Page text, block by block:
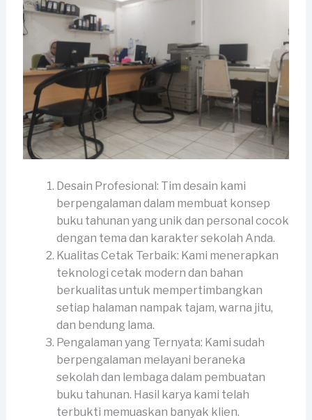
Desain Profesional: Tim desain kami
berpengalaman dalam membuat konsep
buku tahunan yang unik dan personal cocok
dengan tema dan karakter sekolah Anda.
Kualitas Cetak Terbaik: Kami menerapkan
teknologi cetak modern dan bahan
berkualitas untuk mempertimbangkan
setiap halaman nampak tajam, warna jitu,
dan bendung lama.
Pengalaman yang Ternyata: Kami sudah
berpengalaman melayani beraneka
sekolah dan lembaga dalam pembuatan
buku tahunan. Hasil karya kami telah
terbukti memuaskan banyak klien.